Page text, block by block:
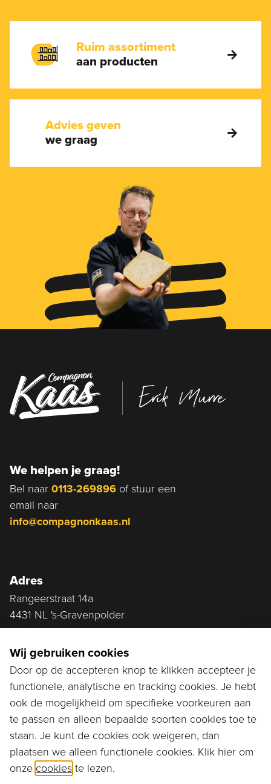
Ruim assortiment
aan producten
Advies geven
we graag
Erik Murre
We helpen je graag!
Bel naar 0113-269896 of stuur een
email naar
info@compagnonkaas.nl
Adres
Rangeerstraat 14a
4431 NL 's-Gravenpolder
Ga naar...
Bestellen
Diensten
Assortiment
Wij gebruiken cookies
Door op de accepteren knop te klikken accepteer je
functionele, analytische en tracking cookies. Je hebt
ook de mogelijkheid om specifieke voorkeuren aan
te passen en alleen bepaalde soorten cookies toe te
staan. Je kunt de cookies ook weigeren, dan
plaatsen we alleen functionele cookies. Klik hier om
onze cookies te lezen.